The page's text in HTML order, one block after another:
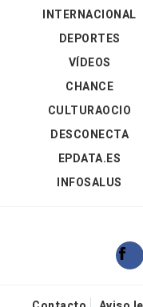
INTERNACIONAL
DEPORTES
VÍDEOS
CHANCE
CULTURAOCIO
DESCONECTA
EPDATA.ES
INFOSALUS